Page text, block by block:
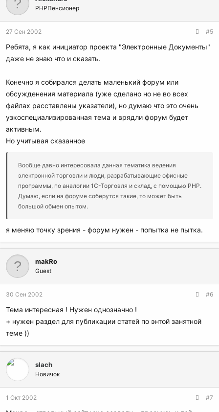
PHPПенсионер
27 Сен 2002 #5
Ребята, я как инициатор проекта "Электронные Документы"
даже не знаю что и сказать.
Конечно я собирался делать маленький форум или
обсужденения материала (уже сделано но не во всех
файлах расставлены указатели), но думаю что это очень
узкоспециализированная тема и врядли форум будет
активным.
Но учитывая сказанное
Вообще давно интересовала данная тематика ведения
электронной торговли и люди, разрабатывающие офисные
программы, по аналогии 1С-Торговля и склад, с помощью РНР.
Думаю, если на форуме соберутся такие, то может быть
большой обмен опытом.
я меняю точку зрения - форум нужен - попытка не пытка.
makRo
Guest
30 Сен 2002 #6
Тема интересная ! Нужен однозначно !
+ нужен раздел для публикации статей по энтой занятной
теме ))
slach
Новичок
1 Окт 2002 #7